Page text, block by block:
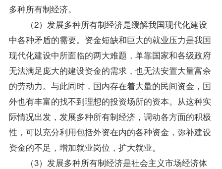
多种所有制经济。
（2）发展多种所有制经济是缓解我国现代化建设
中各种矛盾的需要。资金短缺和巨大的就业压力是我国
现代化建设中所面临的两大难题，单靠国家和各级政府
无法满足庞大的建设资金的需求，也无法安置大量富余
的劳动力。与此同时，国内存在着大量的民间资金，国
外也有丰富的找不到理想的投资场所的资本。从这种实
际情况出发，发展多种所有制经济，调动各方面的积极
性，可以充分利用包括外资在内的各种资金，弥补建设
资金的不足，增加就业岗位，扩大就业。
（3）发展多种所有制经济是社会主义市场经济体